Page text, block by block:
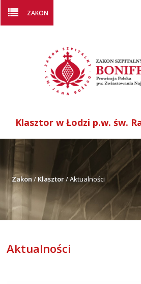
ZAKON
Klasztor w Łodzi p.w. św.
Zakon / Klasztor/Aktualności
Aktualności